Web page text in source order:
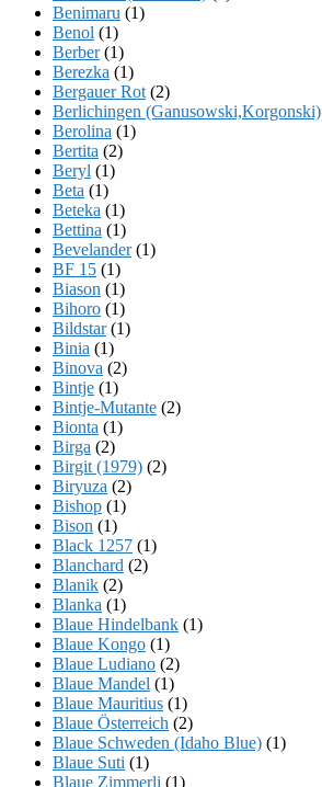
Benimaru (1)
Benol (1)
Berber(1)
Berezka (1)
Bergauer Rot (2)
Berlichingen (Ganusowski,Korgonski)
Berolina (1)
Bertita (2)
Beryl (1)
Beta (1)
Beteka (1)
Bettina (1)
Bevelander(1)
BF 15 (1)
Biason (1)
Bihoro (1)
Bildstar(1)
Binia (1)
Binova (2)
Bintje (1)
Bintje-Mutante (2)
Bionta (1)
Birga (2)
Birgit (1979) (2)
Biryuza (2)
Bishop (1)
Bison (1)
Black 1257 (1)
Blanchard (2)
Blanik (2)
Blanka (1)
Blaue Hindelbank (1)
Blaue Kongo (1)
Blaue Ludiano (2)
Blaue Mandel (1)
Blaue Mauritius (1)
Blaue Österreich (2)
Blaue Schweden (Idaho Blue) (1)
Blaue Suti (1)
Blaue Zimmerli (1)